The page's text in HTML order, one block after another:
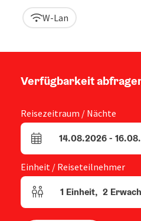
W-Lan
Verfügbarkeit
Reisezeitraum / Nächte
An- und Abreisefelder
14.08.2026-
Einheit / Reiseteilnehmer
Einheitenanzahl und
1 Einheit, 2